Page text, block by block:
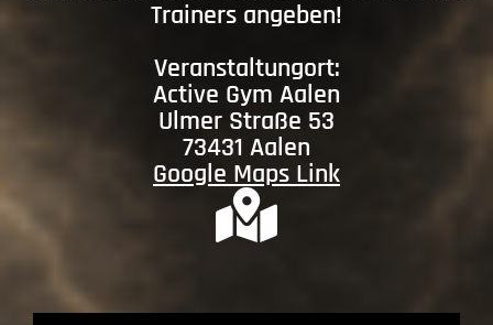
Trainers angeben!
Veranstaltungort:
Active Gym Aalen
Ulmer Straße 53
73431 Aalen
Google Maps Link